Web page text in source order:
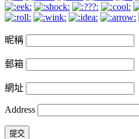
昵稱
郵箱
網址
Address
提交